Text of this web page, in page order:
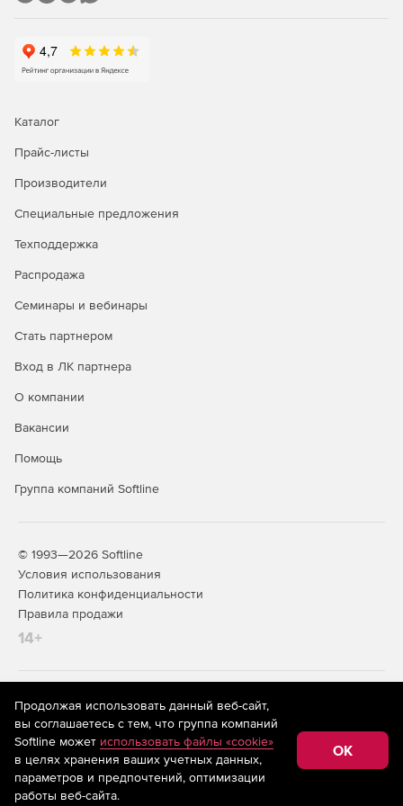
RTG Network Monitor содержит более 230 типов сенсоров
SMTP/POP3, FTP и т. п. Администратор получает
уведомление о возникающих рисках (по электронной
почте, SMS или на пейджер) до того, как конечные
полностью оптимизировать скорость отправки и
снизить нагрузку на полосу пропускания.
Поддержка множества языков
немецком, испанском, французском, датском, японском,
получать доступ к программе с настольно ПК на
платформе Windows или через web-браузер под любой
работать в PRTG Network Monitor с мобильных устройств
PRTG Network Monitor (pdf)
Системные требования PRTG Network Monitor (pdf)
Каталог
Прайс-листы
Производители
Специальные предложения
Техподдержка
Распродажа
Семинары и вебинары
Стать партнером
Вход в ЛК партнера
О компании
Вакансии
Помощь
Группа компаний Softline
© 1993—2026 Softline
Условия использования
Политика конфиденциальности
Правила продажи
14+
На информационном ресурсе store.softline.ru применяются
рекомендательные технологии
(информационные технологии
предоставления информации на основе сбора,
систематизации и анализа сведений, относящихся к
предпочтениям пользователей сети «Интернет»,
находящихся на территории Российской Федерации)
Продолжая использовать данный веб-сайт,
вы соглашаетесь с тем, что группа компаний
Softline может использовать файлы «cookie»
в целях хранения ваших учетных данных,
параметров и предпочтений, оптимизации
работы веб-сайта.
OK